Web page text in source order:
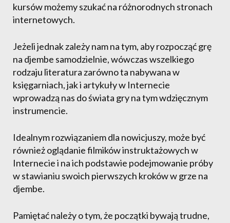
kursów możemy szukać na różnorodnych stronach
internetowych.
Jeżeli jednak zależy nam na tym, aby rozpocząć grę
na djembe samodzielnie, wówczas wszelkiego
rodzaju literatura zarówno ta nabywana w
księgarniach, jak i artykuły w Internecie
wprowadzą nas do świata gry na tym wdzięcznym
instrumencie.
Idealnym rozwiązaniem dla nowicjuszy, może być
również oglądanie filmików instruktażowych w
Internecie i na ich podstawie podejmowanie próby
w stawianiu swoich pierwszych kroków w grze na
djembe.
Pamiętać należy o tym, że początki bywają trudne,